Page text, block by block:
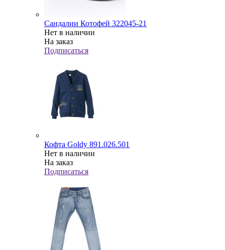
Сандалии Котофей 322045-21
Нет в наличии
На заказ
Подписаться
Кофта Goldy 891.026.501
Нет в наличии
На заказ
Подписаться